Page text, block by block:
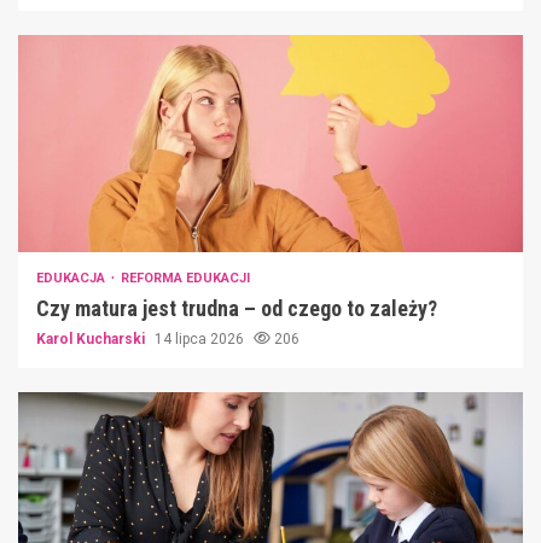
EDUKACJA REFORMA EDUKACJI
Czy matura jest trudna – od czego to zależy?
Karol Kucharski 14 lipca 2026 206